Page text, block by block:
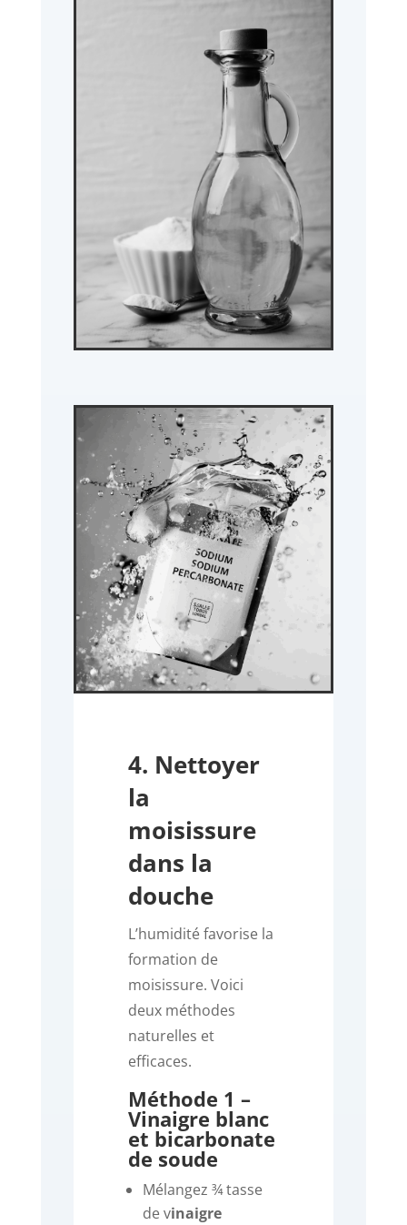
4. Nettoyer
la
moisissure
dans la
douche
L’humidité favorise la
formation de
moisissure. Voici
deux méthodes
naturelles et
efficaces.
Méthode 1 –
Vinaigre blanc
et bicarbonate
de soude
Mélangez ¾ tasse
de vinaigre